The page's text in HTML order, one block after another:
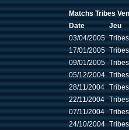
Matchs Tribes
Date
Jeu
03/04/2005
17/01/2005
09/01/2005
05/12/2004
28/11/2004
22/11/2004
07/11/2004
24/10/2004